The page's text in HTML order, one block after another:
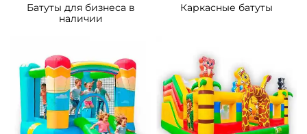
Батуты для бизнеса в
наличии
Каркасные батуты